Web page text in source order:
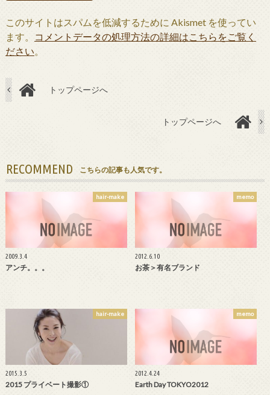
このサイトはスパムを低減するために Akismet を使ってい
ます。
コメントデータの処理方法の詳細はこちらをご覧く
ださい。
トップページへ
トップページへ
RECOMMEND こちらの記事も人気です。
hair-make
2009.3.4
アンチ。。。
memo
2012.6.10
お茶＞有名ブランド
hair-make
2015.3.5
2015 プライベート撮影①
memo
2012.4.24
Earth Day TOKYO2012